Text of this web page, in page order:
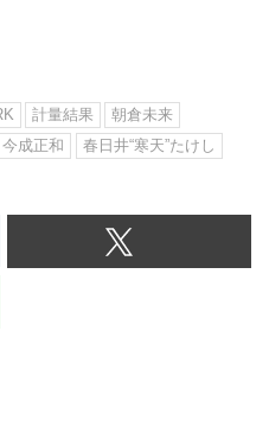
計量結果
朝倉未来
今成正和
春日井“寒天”たけし